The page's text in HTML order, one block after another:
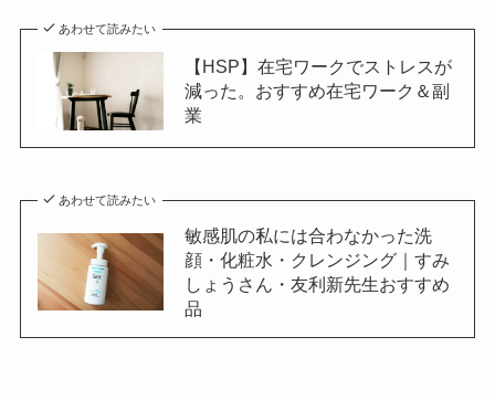
あわせて読みたい
【HSP】在宅ワークでストレスが
減った。おすすめ在宅ワーク＆副
業
あわせて読みたい
敏感肌の私には合わなかった洗
顔・化粧水・クレンジング｜すみ
しょうさん・友利新先生おすすめ
品